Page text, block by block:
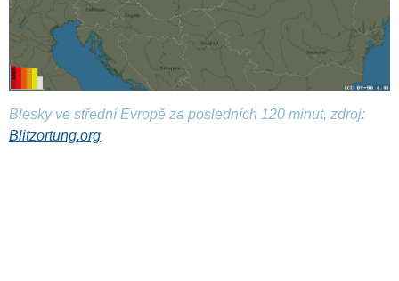
Blesky ve střední Evropě za posledních 120 minut, zdroj:
Blitzortung.org